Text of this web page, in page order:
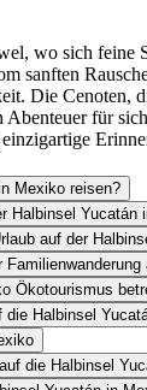
wo sich feine
sanften
Die Cenoten,
für
Mexiko reisen?
Halbinsel Yucatán
auf der
Ökotourismus
Halbinsel
die Halbinsel